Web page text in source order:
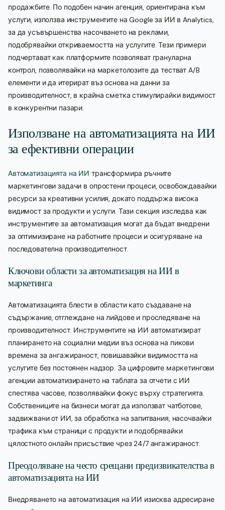
продажбите. По подобен начин агенция, ориентирана към
услуги, използва инструментите на Google за ИИ в Analytics,
за да усъвършенства насочването на реклами,
подобрявайки откриваемостта на услугите. Тези примери
подчертават как платформите позволяват грануларна
контрол, позволявайки на маркетолозите да тестват A/B
елементи и да итерират въз основа на данни за
производителност, в крайна сметка стимулирайки видимост
в конкурентни пазари.
Използване на автоматизацията на ИИ
за ефективни операции
Автоматизацията на ИИ трансформира ръчните
маркетингови задачи в опростени процеси, освобождавайки
ресурси за креативни усилия, докато поддържа висока
видимост за продукти и услуги. Тази секция изследва как
инструментите за автоматизация могат да бъдат внедрени
за оптимизиране на работните процеси и осигуряване на
последователна производителност.
Ключови области за автоматизация на ИИ в
маркетинга
Автоматизацията блести в области като създаване на
съдържание, отглеждане на лийдове и проследяване на
производителност. Инструментите на ИИ автоматизират
планирането на социални медии въз основа на пикови
времена за ангажираност, повишавайки видимостта на
услугите без постоянен надзор. За цифровите маркетингови
агенции автоматизирането на таблата за отчети с ИИ
спестява часове, позволявайки фокус върху стратегията.
Собствениците на бизнеси могат да използват чатботове,
задвижвани от ИИ, за обработка на запитвания, насочвайки
трафика към страници с продукти и подобрявайки
цялостното онлайн присъствие чрез 24/7 ангажираност.
Преодоляване на често срещани предизвикателства в
автоматизацията на ИИ
Внедряването на автоматизация на ИИ изисква адресиране